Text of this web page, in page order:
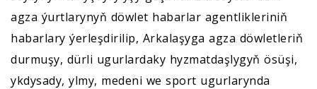
agza ýurtlarynyň döwlet habarlar agentlikleriniň
habarlary ýerleşdirilip, Arkalaşyga agza döwletleriň
durmuşy, dürli ugurlardaky hyzmatdaşlygyň ösüşi,
ykdysady, ylmy, medeni we sport ugurlarynda